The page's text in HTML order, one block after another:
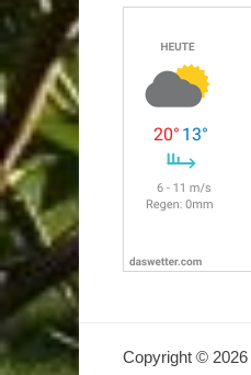
Copyright © 2026